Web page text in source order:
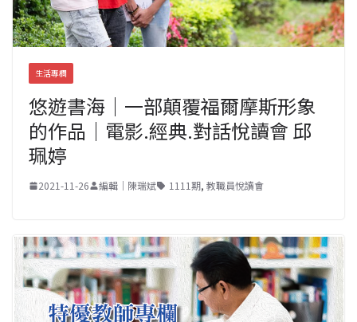
生活專欄
悠遊書海｜一部顛覆福爾摩斯形象
的作品｜電影.經典.對話悅讀會 邱
珮婷
2021-11-26 編輯｜陳瑞斌 1111期, 教職員悅讀會